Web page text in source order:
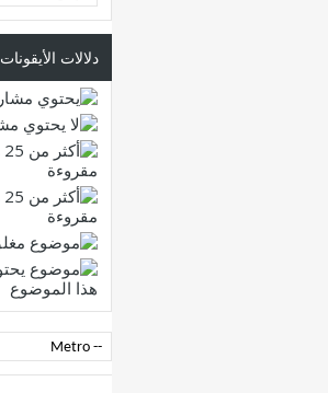
دلالات الأيقونات
مقروءة
مقروءة
هذا الموضوع